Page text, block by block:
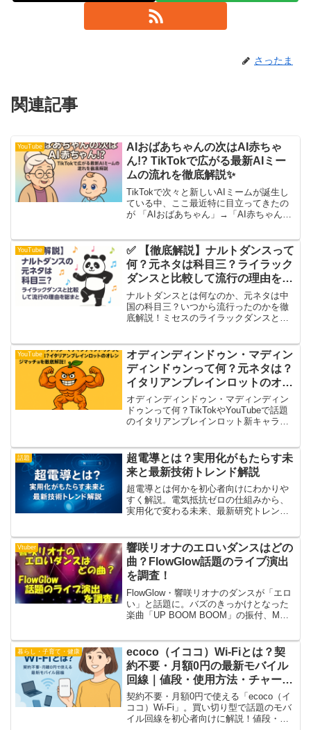
さったま
関連記事
YouTube
AIおばあちゃんの次はAI赤ちゃ
ん!? TikTokで広がる最新AIミー
ムの流れを徹底解説✨
TikTokで次々と新しいAIミームが誕生し
ている中、ここ最近特に目立ってきたの
が 「AIおばあちゃん」→「AI赤ちゃん」
ちが、今度は AI生成の「赤ちゃん」「...
YouTube
✅ 【徹底解説】ナルトダンスって
何？元ネタは科目三？ライラック
ダンスと比較して流行の理由を総
まとめ！
ナルトダンスとは何なのか、元ネタは中
国の科目三？いつから流行ったのかを徹
底解説！ミセスのライラックダンスとの
YouTube
オディンディンドゥン・マディン
ディンドゥンって何？元ネタは？
イタリアンブレインロットのオレ
ンジマッチョを徹底解説！
オディンディンドゥン・マディンディン
ドゥンって何？TikTokやYouTubeで話題
のイタリアンブレインロット新キャラ
トララレロトララなど関連記事も紹介。
話題
超電導とは？実用化がもたらす未
来と最新技術トレンド解説
超電導とは何かを初心者向けにわかりや
すく解説。電気抵抗ゼロの仕組みから、
実用化で変わる未来、最新研究トレン
ードの理由も紹介。
Vtuber
響咲リオナのエロいダンスはどの
曲？FlowGlow話題のライブ演出
を調査！
FlowGlow・響咲リオナのダンスが「エロ
い」と話題に。バズのきっかけとなった
楽曲「UP BOOM BOOM」の振付、M字
分かりやすく解説します。
暮らし・子育て・健康
ecoco（イココ）Wi-Fiとは？契
約不要・月額0円の最新モバイル
回線｜値段・使用方法・チャージ
（ギガおかわり）まで初心者向け
に徹底解説
契約不要・月額0円で使える「ecoco（イ
ココ）Wi-Fi」。買い切り型で話題のモバ
イル回線を初心者向けに解説！値段・使